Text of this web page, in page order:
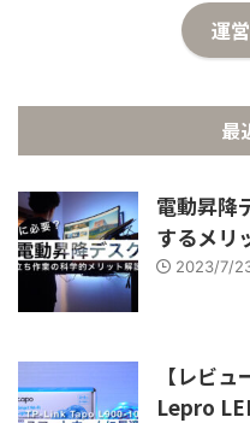
運
最
電動昇降
するメリ
2023/7/
【レビ
Lepro